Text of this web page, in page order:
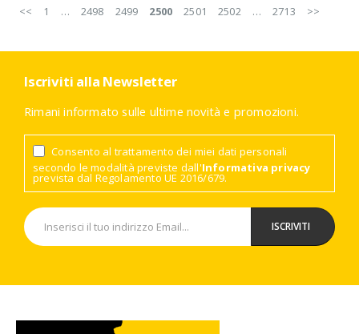
<< 1 … 2498 2499 2500 2501 2502 … 2713 >>
Iscriviti alla Newsletter
Rimani informato sulle ultime novità e promozioni.
Consento al trattamento dei miei dati personali
secondo le modalità previste dall'Informativa privacy
prevista dal Regolamento UE 2016/679.